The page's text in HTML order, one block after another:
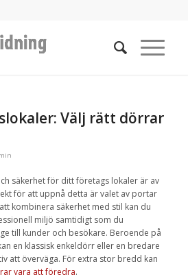
Välj rätt dörrar
säkerhet för ditt företags lokaler är av
för att uppnå detta är valet av portar
kombinera säkerhet med stil kan du
miljö samtidigt som du
till kunder och besökare. Beroende på
en klassisk enkeldörr eller en bredare
att överväga. För extra stor bredd kan
vara att föredra.